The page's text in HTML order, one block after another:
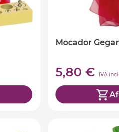
Mocador
5,80 € IVA